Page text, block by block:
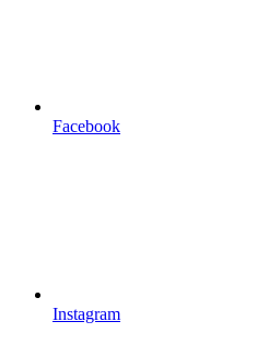
Facebook
Instagram